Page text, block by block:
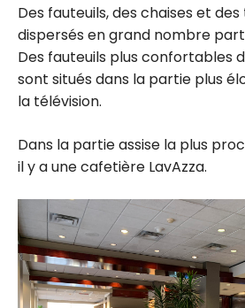
Des fauteuils, des chaises et
dispersés en grand nombre
Des fauteuils plus confortables
sont situés dans la partie plus
la télévision.
Dans la partie assise la plus
il y a une cafetière LavAzza.